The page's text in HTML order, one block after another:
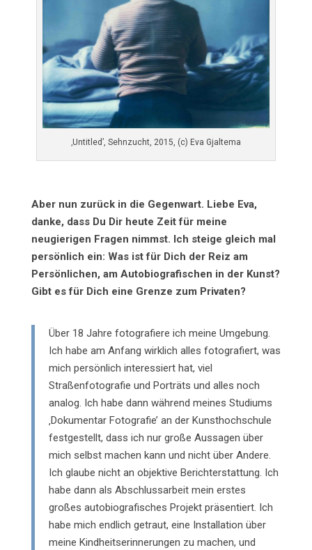
‚Untitled’, Sehnzucht, 2015, (c) Eva Gjaltema
Aber nun zurück in die Gegenwart. Liebe Eva,
danke, dass Du Dir heute Zeit für meine
neugierigen Fragen nimmst. Ich steige gleich mal
persönlich ein: Was ist für Dich der Reiz am
Persönlichen, am Autobiografischen in der Kunst?
Gibt es für Dich eine Grenze zum Privaten?
Über 18 Jahre fotografiere ich meine Umgebung.
Ich habe am Anfang wirklich alles fotografiert, was
mich persönlich interessiert hat, viel
Straßenfotografie und Porträts und alles noch
analog. Ich habe dann während meines Studiums
‚Dokumentar Fotografie’ an der Kunsthochschule
festgestellt, dass ich nur große Aussagen über
mich selbst machen kann und nicht über Andere.
Ich glaube nicht an objektive Berichterstattung. Ich
habe dann als Abschlussarbeit mein erstes
großes autobiografisches Projekt präsentiert. Ich
habe mich endlich getraut, eine Installation über
meine Kindheitserinnerungen zu machen, und